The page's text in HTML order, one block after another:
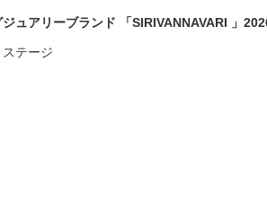
ュアリーブランド 「SIRIVANNAVARI 」
テージ